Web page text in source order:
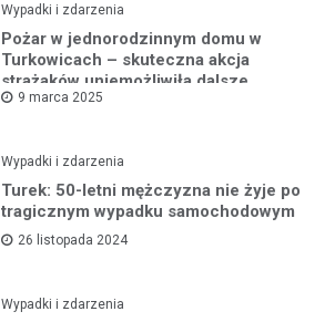
Wypadki i zdarzenia
Pożar w jednorodzinnym domu w
Turkowicach – skuteczna akcja
strażaków uniemożliwiła dalsze
rozprzestrzenianie się ognia
9 marca 2025
Wypadki i zdarzenia
Turek: 50-letni mężczyzna nie żyje po
tragicznym wypadku samochodowym
26 listopada 2024
Wypadki i zdarzenia